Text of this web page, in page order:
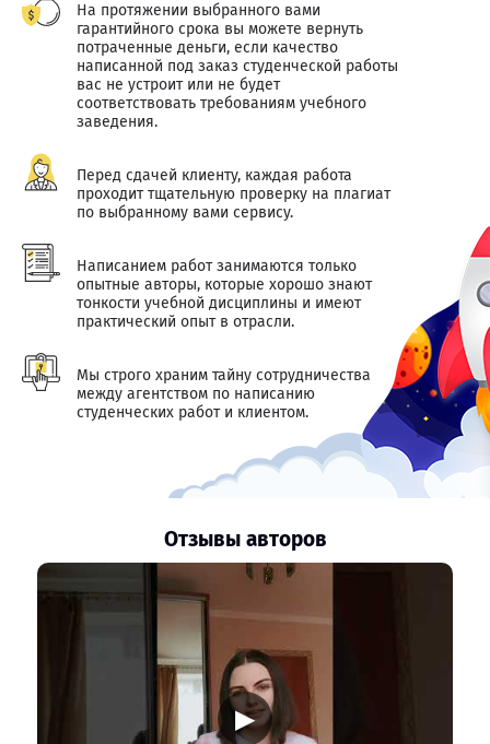
На протяжении выбранного вами
гарантийного срока вы можете вернуть
потраченные деньги, если качество
написанной под заказ студенческой работы
вас не устроит или не будет
соответствовать требованиям учебного
заведения.
Перед сдачей клиенту, каждая работа
проходит тщательную проверку на плагиат
по выбранному вами сервису.
Написанием работ занимаются только
опытные авторы, которые хорошо знают
тонкости учебной дисциплины и имеют
практический опыт в отрасли.
Мы строго храним тайну сотрудничества
между агентством по написанию
студенческих работ и клиентом.
Отзывы авторов
▶